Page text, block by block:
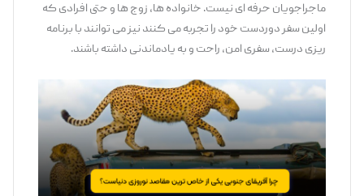
ماجراجویان حرفه ‌ای نیست. خانواده ‌ها، زوج ‌ها و حتی افرادی که
اولین سفر دوردست خود را تجربه می ‌کنند نیز می ‌توانند با برنامه
‌ریزی درست، سفری امن، راحت و به‌ یادماندنی داشته باشند.